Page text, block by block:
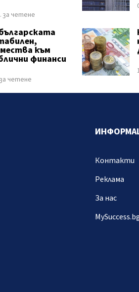
за четене
към
финанси
четене
Контакти
Реклама
За нас